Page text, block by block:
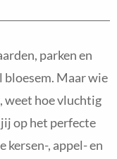
parken en
Maar wie
weet hoe vluchtig
op het perfecte
kersen-, appel- en